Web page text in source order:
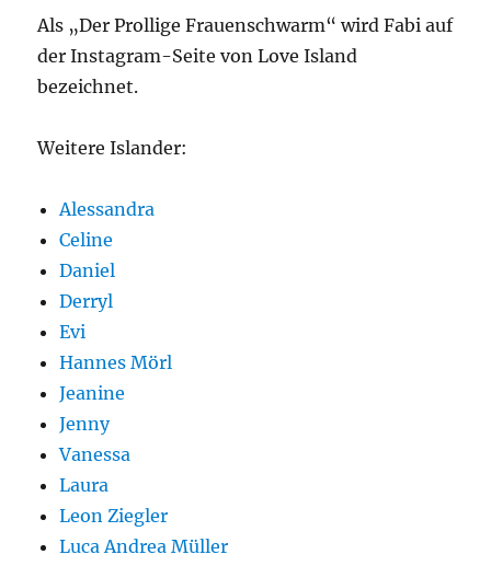
Als „Der Prollige Frauenschwarm“ wird Fabi auf
der Instagram-Seite von Love Island
bezeichnet.
Weitere Islander:
Alessandra
Celine
Daniel
Derryl
Evi
Hannes Mörl
Jeanine
Jenny
Vanessa
Laura
Leon Ziegler
Luca Andrea Müller